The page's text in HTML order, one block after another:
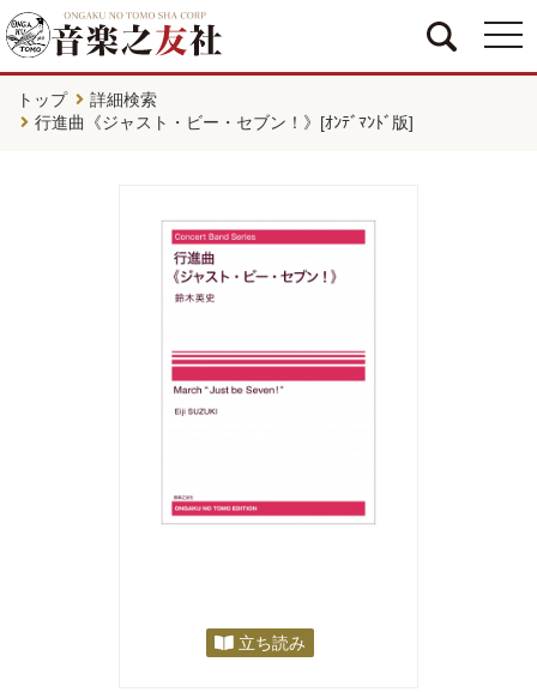
トップ
詳細検索
行進曲《ジャスト・ビー・セブン！》[ｵﾝﾃﾞﾏﾝﾄﾞ版]
立ち読み